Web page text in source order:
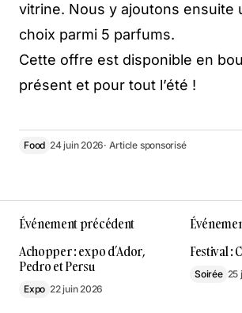
vitrine. Nous y ajoutons ensuite
choix parmi 5 parfums.
Cette offre est disponible en
présent et pour tout l’été !
Food 24 juin 2026· Article sponsorisé
Événement précédent
Achopper : expo d’Ador,
Pedro et Persu
Expo 22 juin 2026
Festival :
Soirée 25